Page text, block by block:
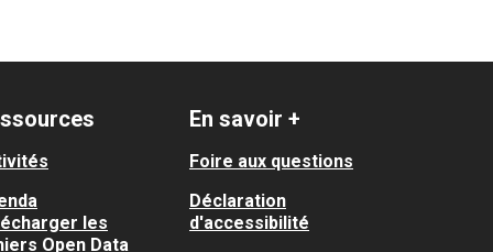
les
Open Data
En savoir +
Foire aux questions
Déclaration
d'accessibilité